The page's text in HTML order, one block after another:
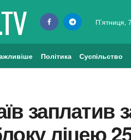
П’ятниця,
Політика Суспільство
заплатив
ліцею